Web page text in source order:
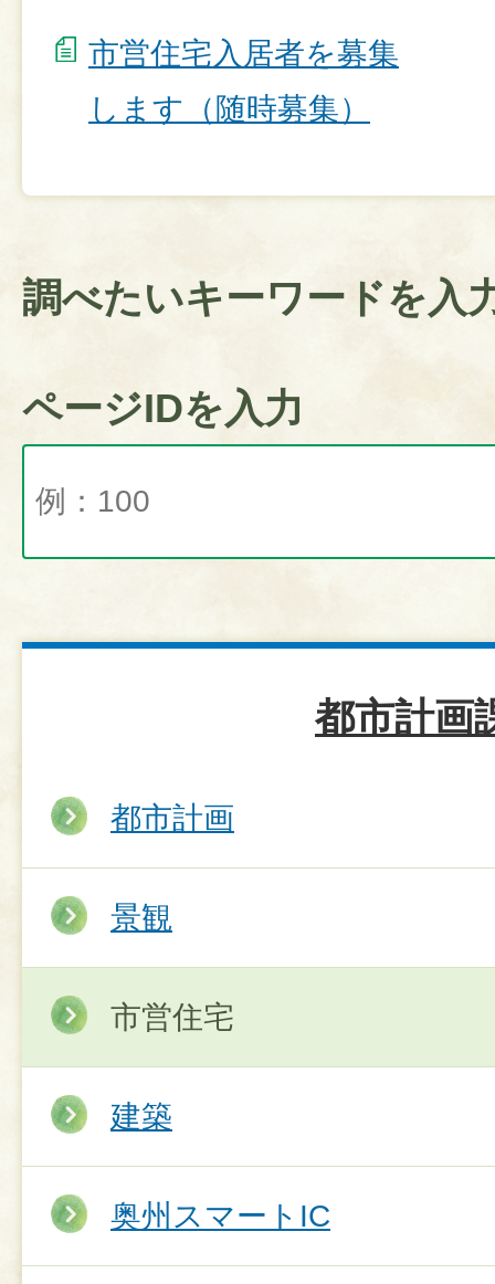
市営住宅入居者を募集
します（随時募集）
調べたいキーワードを入
ページIDを入力
都市計画
都市計画
景観
市営住宅
建築
奥州スマートIC